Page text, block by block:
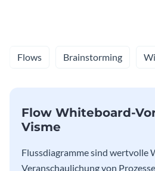
Flows Brainstorming
Flow Whiteboard-
Visme
Flussdiagramme sind wertvolle
Veranschaulichung von